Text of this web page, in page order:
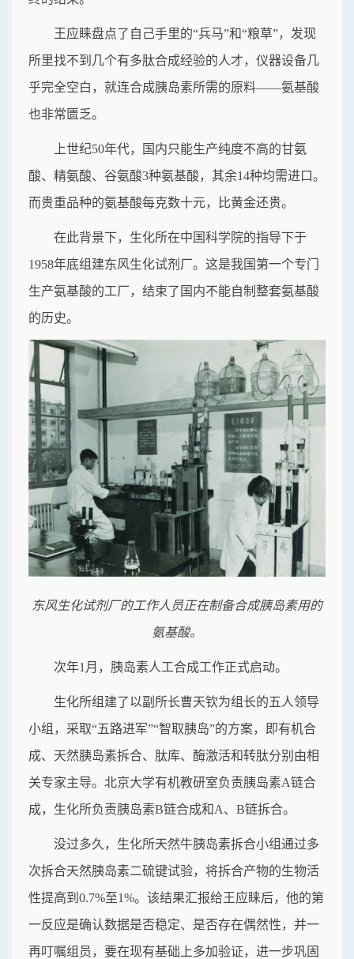
王应睐盘点了自己手里的“兵马”和“粮草”，发现
所里找不到几个有多肽合成经验的人才，仪器设备几
乎完全空白，就连合成胰岛素所需的原料——氨基酸
也非常匮乏。
上世纪50年代，国内只能生产纯度不高的甘氨
酸、精氨酸、谷氨酸3种氨基酸，其余14种均需进口。
而贵重品种的氨基酸每克数十元，比黄金还贵。
在此背景下，生化所在中国科学院的指导下于
1958年底组建东风生化试剂厂。这是我国第一个专门
生产氨基酸的工厂，结束了国内不能自制整套氨基酸
的历史。
东风生化试剂厂的工作人员正在制备合成胰岛素用的
氨基酸。
次年1月，胰岛素人工合成工作正式启动。
生化所组建了以副所长曹天钦为组长的五人领导
小组，采取“五路进军”“智取胰岛”的方案，即有机合
成、天然胰岛素拆合、肽库、酶激活和转肽分别由相
关专家主导。北京大学有机教研室负责胰岛素A链合
成，生化所负责胰岛素B链合成和A、B链拆合。
没过多久，生化所天然牛胰岛素拆合小组通过多
次拆合天然胰岛素二硫键试验，将拆合产物的生物活
性提高到0.7%至1%。该结果汇报给王应睐后，他的第
一反应是确认数据是否稳定、是否存在偶然性，并一
再叮嘱组员，要在现有基础上多加验证，进一步巩固